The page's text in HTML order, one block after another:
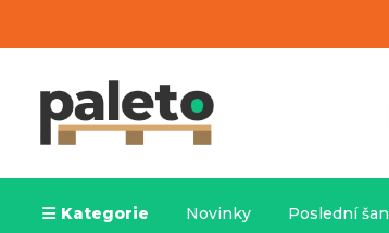
Kategorie Novinky Poslední